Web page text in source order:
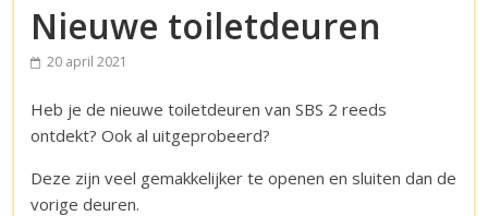
Nieuwe toiletdeuren
20 april 2021
Heb je de nieuwe toiletdeuren van SBS 2 reeds
ontdekt? Ook al uitgeprobeerd?
Deze zijn veel gemakkelijker te openen en sluiten dan de
vorige deuren.